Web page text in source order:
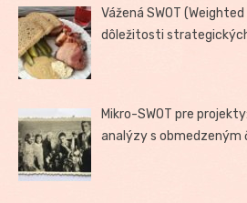
Vážená SWOT
dôležitosti
Mikro-SWOT pre
analýzy s obmedzeným